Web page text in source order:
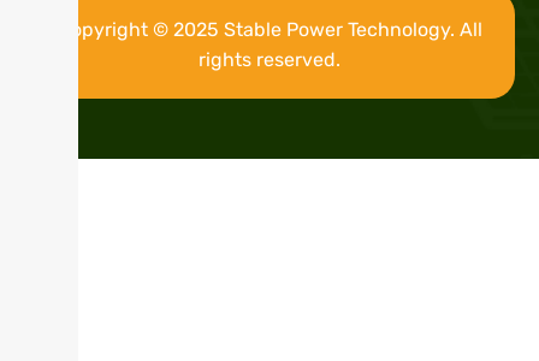
Copyright © 2025 Stable Power Technology. All
rights reserved.